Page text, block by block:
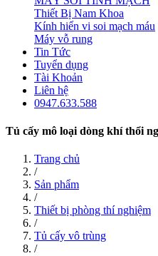
Thiết Bị Nam Khoa
Kính hiển vi soi mạch máu
Máy vỗ rung
Tin Tức
Tuyển dụng
Tài Khoản
Liên hệ
0947.633.588
Tủ cấy mô loại dòng khí thổi
Trang chủ
/
Sản phẩm
/
Thiết bị phòng thí nghiệm
/
Tủ cấy vô trùng
/